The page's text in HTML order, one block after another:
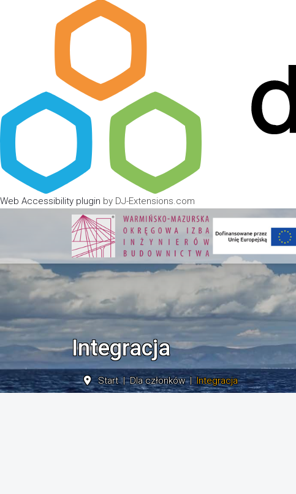
Web Accessibility plugin by DJ-Extensions.com
Integracja
Start Dla członków Integracja